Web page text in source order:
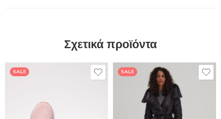
Σχετικά προϊόντα
SALE SALE